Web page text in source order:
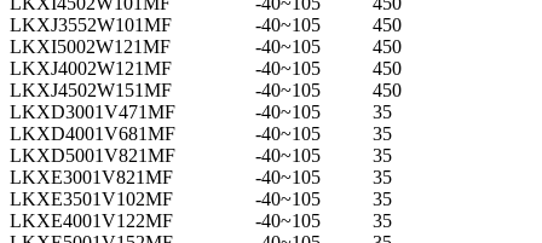
LKXJ3552W101MF
-40~105
450
LKXI5002W121MF
-40~105
450
LKXJ4002W121MF
-40~105
450
LKXJ4502W151MF
-40~105
450
LKXD3001V471MF
-40~105
35
LKXD4001V681MF
-40~105
35
LKXD5001V821MF
-40~105
35
LKXE3001V821MF
-40~105
35
LKXE3501V102MF
-40~105
35
LKXE4001V122MF
-40~105
35